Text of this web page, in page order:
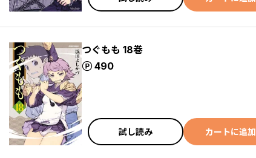
つぐもも 18巻
490
ポイント
試し読み カートに追加